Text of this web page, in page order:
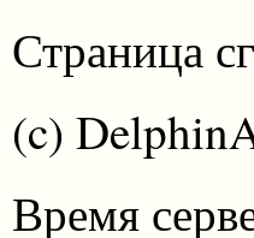
Страница
(c)
Время